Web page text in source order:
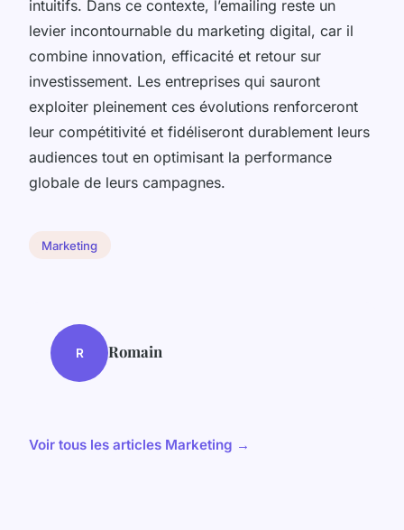
intuitifs. Dans ce contexte, l’emailing reste un
levier incontournable du marketing digital, car il
combine innovation, efficacité et retour sur
investissement. Les entreprises qui sauront
exploiter pleinement ces évolutions renforceront
leur compétitivité et fidéliseront durablement leurs
audiences tout en optimisant la performance
globale de leurs campagnes.
Marketing
R Romain
Voir tous les articles Marketing →